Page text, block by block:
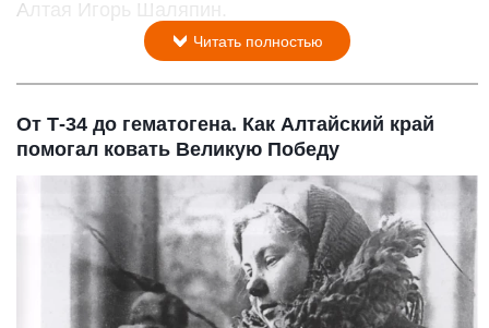
Алтая Игорь Шаляпин.
Читать полностью
От Т-34 до гематогена. Как Алтайский край
помогал ковать Великую Победу